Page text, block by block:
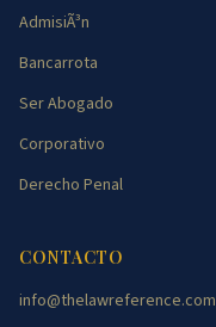
AdmisiÃ³n
Bancarrota
Ser Abogado
Corporativo
Derecho Penal
CONTACTO
info@thelawreference.com